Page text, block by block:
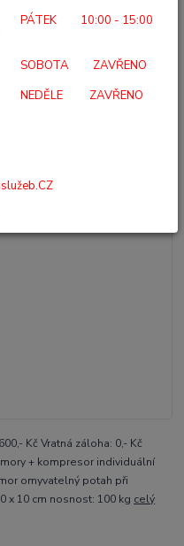
Kč Vratná záloha: 0,- Kč
+ kompresor individuální
omyvatelný potah při
x 10 cm nosnost: 100 kg celý
PÁTEK 10:00 - 15:00
ZAVŘENO
ZAVŘENO